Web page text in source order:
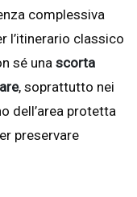
complessiva
l’itinerario classico
sé una scorta
, soprattutto nei
dell’area protetta
preservare